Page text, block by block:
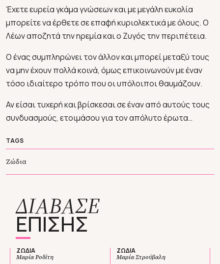
Έχετε ευρεία γκάμα γνώσεων και με μεγάλη ευκολία
μπορείτε να έρθετε σε επαφή κυριολεκτικά με όλους. Ο
Λέων αποζητά την ηρεμία και ο Ζυγός την περιπέτεια.
Ο ένας συμπληρώνει τον άλλον και μπορεί μεταξύ τους
να μην έχουν πολλά κοινά, όμως επικοινωνούν με έναν
τόσο ιδιαίτερο τρόπο που οι υπόλοιποι θαυμάζουν.
Αν είσαι τυχερή και βρίσκεσαι σε έναν από αυτούς τους
συνδυασμούς, ετοιμάσου για τον απόλυτο έρωτα…
TAGS
Ζώδια
ΔΙΑΒΑΣΕ
ΕΠΙΣΗΣ
ΖΩΔΙΑ
Μαρία Ροδίτη
ΖΩΔΙΑ
Μαρία Στρούβαλη